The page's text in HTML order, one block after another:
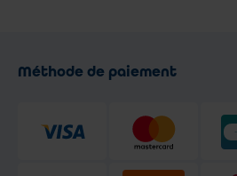
Méthode de paiement